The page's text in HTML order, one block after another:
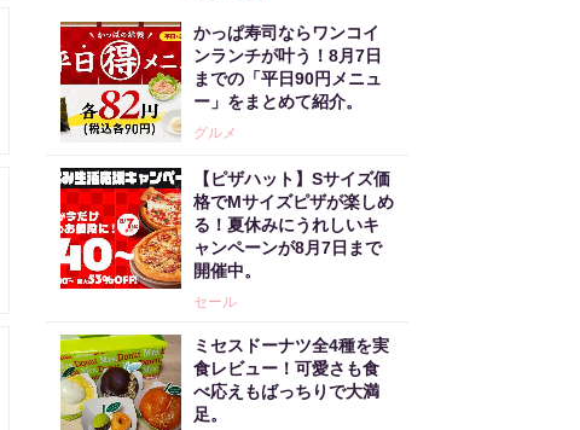
かっぱ寿司ならワンコイ
ンランチが叶う！8月7日
までの「平日90円メニュ
ー」をまとめて紹介。
グルメ
【ピザハット】Sサイズ価
格でMサイズピザが楽しめ
る！夏休みにうれしいキ
ャンペーンが8月7日まで
開催中。
セール
ミセスドーナツ全4種を実
食レビュー！可愛さも食
べ応えもばっちりで大満
足。